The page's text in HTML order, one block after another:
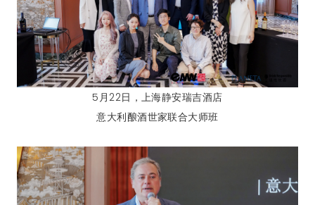
5月22日，上海静安瑞吉酒店
意大利酿酒世家联合大师班